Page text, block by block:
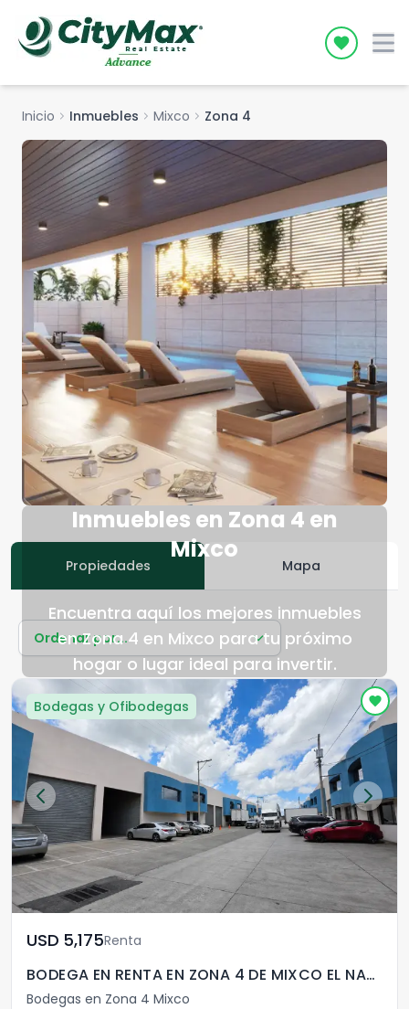
Icon
Inicio chevron_right Inmuebles chevron_right Mixco chevron_right Zona 4
Inmuebles en Zona 4 en
Mixco
Encuentra aquí los mejores inmuebles
en Zona 4 en Mixco para tu próximo
hogar o lugar ideal para invertir.
Propiedades Mapa
Ordenar por...
Bodegas y Ofibodegas
USD	5,175Renta
BODEGA EN RENTA EN ZONA 4 DE MIXCO EL NARANJO
Bodegas en Zona 4 Mixco